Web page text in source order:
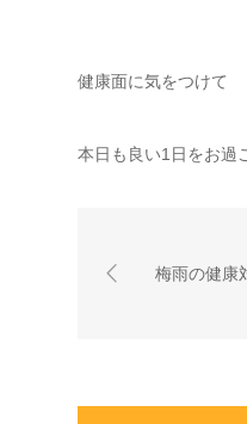
健康面に気をつけて
本日も良い1日をお過
梅雨の健康